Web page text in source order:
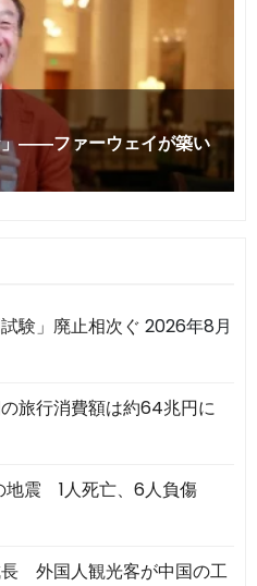
験」廃止相次ぐ 2026年8月
旅行消費額は約64兆円に
地震 1人死亡、6人負傷
長 外国人観光客が中国の工